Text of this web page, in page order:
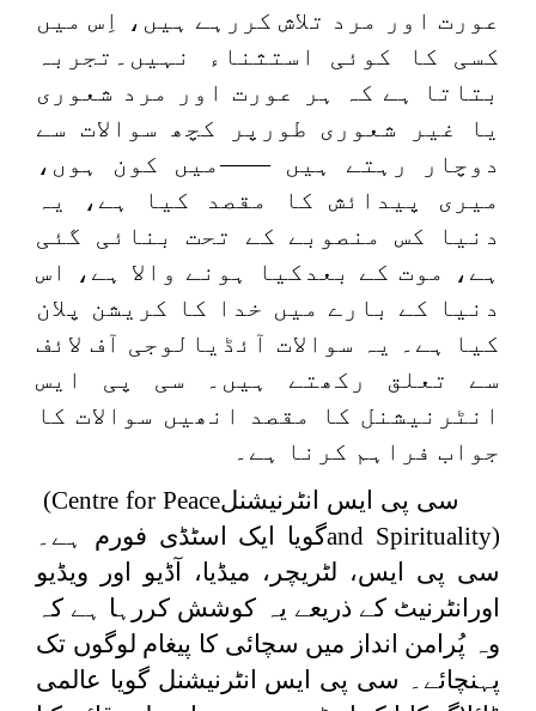
عورت اور مرد تلاش کررہے ہیں، اِس میں
کسی کا کوئی استثناء نہیں۔تجربہ
بتاتا ہے کہ ہر عورت اور مرد شعوری
یا غیر شعوری طورپر کچھ سوالات سے
دوچار رہتے ہیں ——میں کون ہوں،
میری پیدائش کا مقصد کیا ہے، یہ
دنیا کس منصوبے کے تحت بنائی گئی
ہے، موت کے بعدکیا ہونے والا ہے، اس
دنیا کے بارے میں خدا کا کریشن پلان
کیا ہے۔ یہ سوالات آئڈیالوجی آف لائف
سے تعلق رکھتے ہیں۔ سی پی ایس
انٹرنیشنل کا مقصد انھیں سوالات کا
جواب فراہم کرنا ہے۔
سی پی ایس انٹرنیشنل(Centre for Peace
and Spirituality)گویا ایک اسٹڈی فورم ہے۔
سی پی ایس، لٹریچر، میڈیا، آڈیو اور ویڈیو
اورانٹرنیٹ کے ذریعے یہ کوشش کررہا ہے کہ
وہ پُرامن انداز میں سچائی کا پیغام لوگوں تک
پہنچائے۔ سی پی ایس انٹرنیشنل گویا عالمی